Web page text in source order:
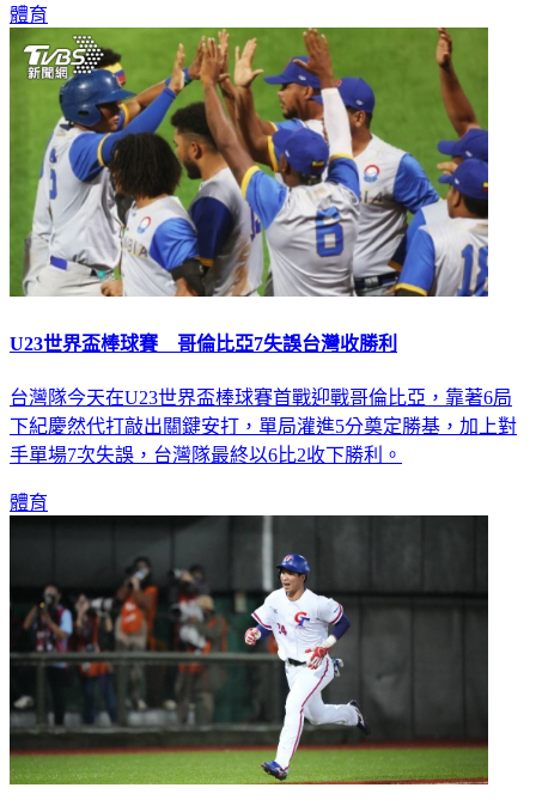
體育
U23世界盃棒球賽 哥倫比亞7失誤台灣收勝利
台灣隊今天在U23世界盃棒球賽首戰迎戰哥倫比亞，靠著6局
下紀慶然代打敲出關鍵安打，單局灌進5分奠定勝基，加上對
手單場7次失誤，台灣隊最終以6比2收下勝利。
體育